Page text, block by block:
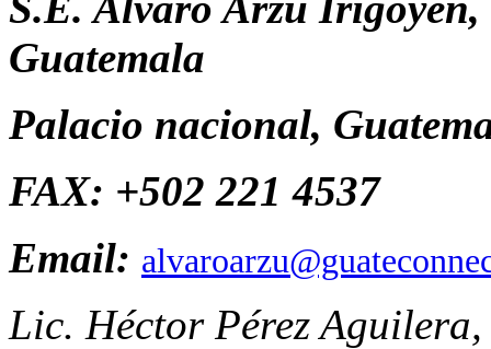
Guatemala
Palacio nacional,
FAX: +502 221 4537
Email:
Lic. Héctor Pérez